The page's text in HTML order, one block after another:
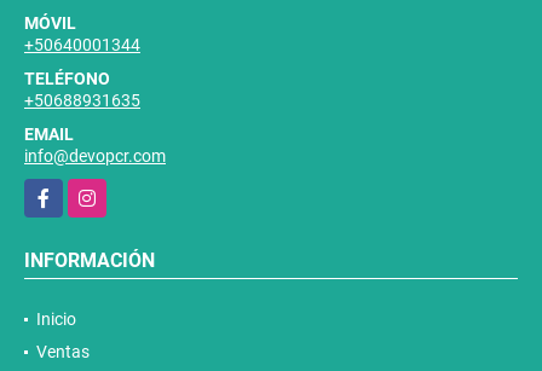
MÓVIL
+50640001344
TELÉFONO
+50688931635
EMAIL
info@devopcr.com
FacebookInstagram
INFORMACIÓN
Inicio
Ventas